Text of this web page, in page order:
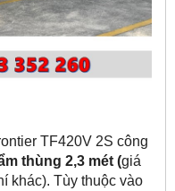
TF420V 2S công
thùng 2,3 mét (giá
khác). Tùy thuộc vào